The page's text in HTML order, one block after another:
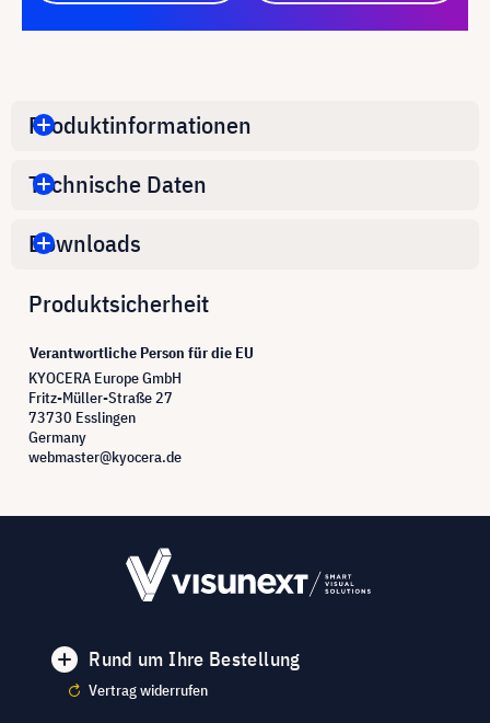
Produktinformationen
Technische Daten
Downloads
Produktsicherheit
Verantwortliche Person für die EU
KYOCERA Europe GmbH
Fritz-Müller-Straße 27
73730 Esslingen
Germany
webmaster@kyocera.de
Rund um Ihre Bestellung
Vertrag widerrufen